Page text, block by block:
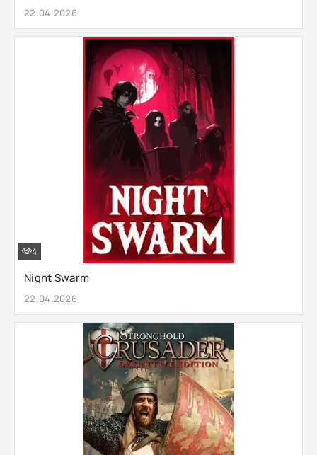
22.04.2026
Night Swarm
22.04.2026
4